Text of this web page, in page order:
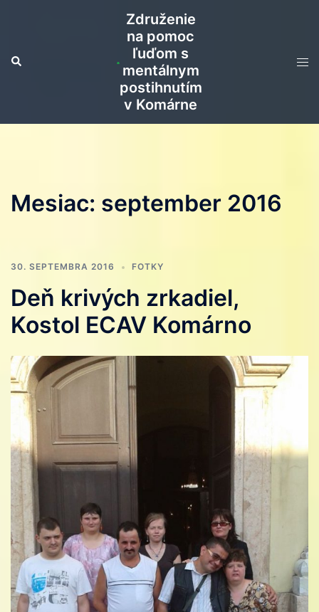
Search
Združenie
na pomoc
ľuďom s
mentálnym
postihnutím
v Komárne
Mesiac: september 2016
30. SEPTEMBRA 2016 FOTKY
Deň krivých zrkadiel,
Kostol ECAV Komárno